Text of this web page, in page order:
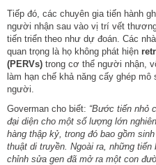
Tiếp đó, các chuyên gia tiến hành
người nhận sau vào vị trí vết
tiến triển theo như dự đoán. Các
quan trọng là họ không phát hiện
(PERVs) trong cơ thể người nhận,
làm hạn chế khả năng cấy ghép
người.
Goverman cho biết: “Bước tiến nhỏ
đại diện cho một số lượng lớn
hàng thập kỷ, trong đó bao gồm
thuật di truyền. Ngoài ra, những tiến
chỉnh sửa gen đã mở ra một con